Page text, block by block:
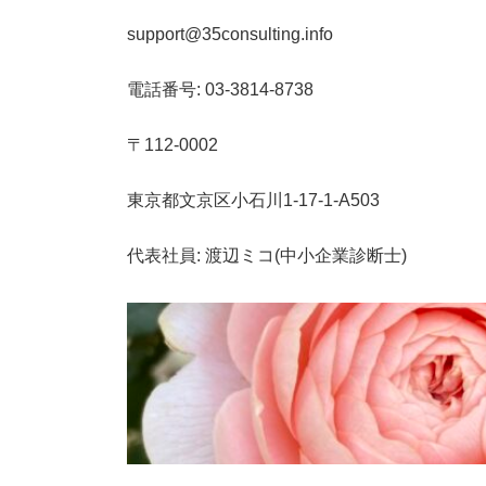
:
support@35consulting.info
電話番号: 03-3814-8738
〒112-0002
東京都文京区小石川1-17-1-A503
代表社員: 渡辺ミコ(中小企業診断士)